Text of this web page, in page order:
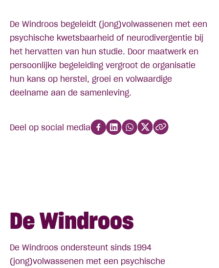
De Windroos begeleidt (jong)volwassenen met een
psychische kwetsbaarheid of neurodivergentie bij
het hervatten van hun studie. Door maatwerk en
persoonlijke begeleiding vergroot de organisatie
hun kans op herstel, groei en volwaardige
deelname aan de samenleving.
Deel op social media
De Windroos
De Windroos ondersteunt sinds 1994
(jong)volwassenen met een psychische